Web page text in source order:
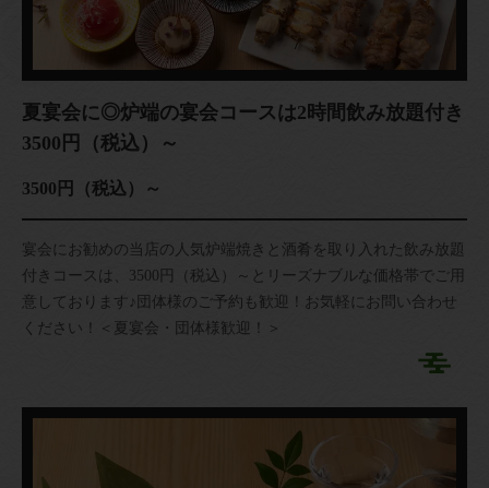
夏宴会に◎炉端の宴会コースは2時間飲み放題付き
3500円（税込）～
3500円（税込）～
宴会にお勧めの当店の人気炉端焼きと酒肴を取り入れた飲み放題
付きコースは、3500円（税込）～とリーズナブルな価格帯でご用
意しております♪団体様のご予約も歓迎！お気軽にお問い合わせ
ください！＜夏宴会・団体様歓迎！＞